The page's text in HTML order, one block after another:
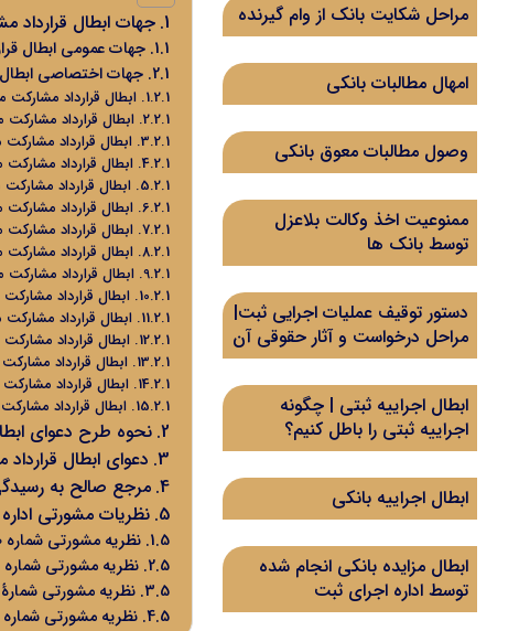
مراحل شکایت بانک از وام گیرنده
امهال مطالبات بانکی
وصول مطالبات معوق بانکی
ممنوعیت اخذ وکالت بلاعزل
توسط بانک ها
دستور توقیف عملیات اجرایی ثبت|
مراحل درخواست و آثار حقوقی آن
ابطال اجراییه ثبتی | چگونه
اجراییه ثبتی را باطل کنیم؟
ابطال اجراییه بانکی
ابطال مزایده بانکی انجام شده
توسط اداره اجرای ثبت
جهات ابطال قرارداد
جهات عمومی ابطال
جهات اختصاصی
ابطال قرارداد
ابطال قرارداد
ابطال قرارداد
ابطال قرارداد
ابطال قرارداد
ابطال قرارداد
ابطال قرارداد
ابطال قرارداد
ابطال قرارداد
ابطال قرارداد
ابطال قرارداد
ابطال قرارداد
ابطال قرارداد
ابطال قرارداد
ابطال قرارداد
نحوه طرح دعوای
دعوای ابطال
مرجع صالح به
نظریات مشورتی
نظریه مشورتی شماره ۷/۹۶/۲۷۰۰ مورخ ۱۳۹۶/۱۱/۷
نظریه مشورتی شماره ۷/۹۸/۱۸ مورخ ۱۳۹۸/۳/۱۱
نظریه مشورتی شمارهٔ ۷/۹۸/۲۰۰۳ مورخ ۱۳۹۹/۴/۲۳
نظریه مشورتی شماره ۷/۹۹/۱۱۰۶ مورخ ۱۳۹۹/۱۰/۱۰